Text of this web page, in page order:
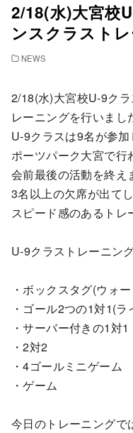
2/18(水)大宮校
ンスクラスト
NEWS
2/18(水)大宮校U-9ク
レーニングを行いまし
U-9クラスは9名が参
ポーツパーク大宮で
会前最後の活動を終え
3名以上の欠席が出て
スピード感のあるトレ
U-9クラストレーニン
・ボックスタグ(ウォ
・ゴール2つの1対1(ラ
・サーバー付きの1対1
・2対2
・4ゴールミニゲーム
・ゲーム
今日のトレーニングで